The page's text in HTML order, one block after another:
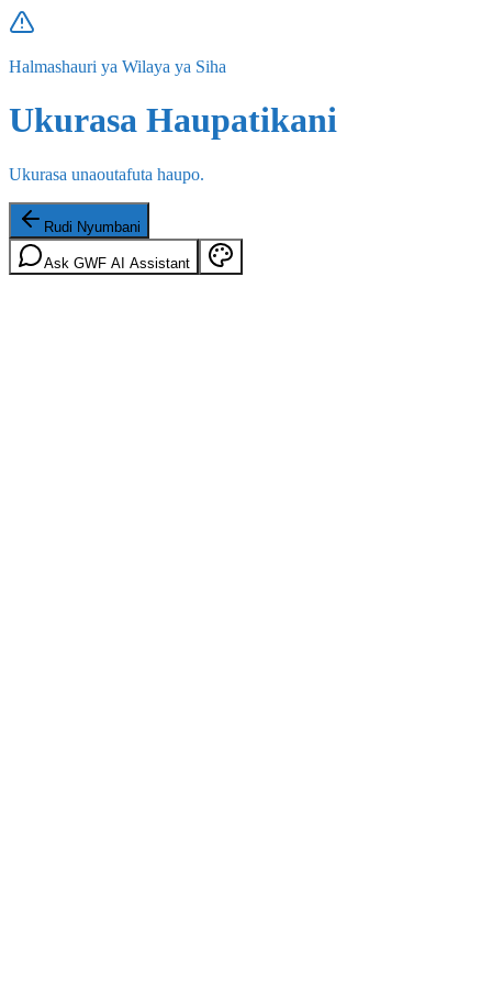
Halmashauri ya Wilaya ya Siha
Ukurasa Haupatikani
Ukurasa unaoutafuta haupo.
Rudi Nyumbani
Ask GWF AI Assistant